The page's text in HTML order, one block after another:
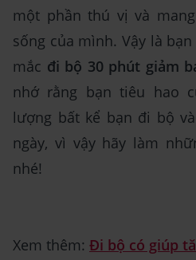
một phần thú vị và
sống của mình. Vậy là
mắc đi bộ 30 phút giảm
nhớ rằng bạn tiêu hao
lượng bất kể bạn đi bộ
ngày, vì vậy hãy làm
nhé!
Xem thêm: Đi bộ có giúp